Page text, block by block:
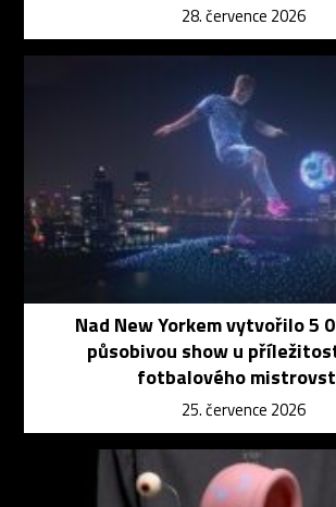
28. července 2026
Nad New Yorkem vytvořilo 5
působivou show u
fotbalového
25. července 2026